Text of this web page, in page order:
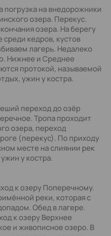
погрузка на внедорожники
озера. Перекус.
озера. На берегу
кедров, кустов
лагерь. Недалеко
Нижнее и Среднее
протокой, называемой
ужин у костра.
переход до озёр
Тропа проходит
озера, переход
(перекус). По приходу
месте на слиянии рек
у костра.
к озеру Поперечному.
реки, которая с
Обед в лагере.
к озеру Верхнее
и живописное озеро. В